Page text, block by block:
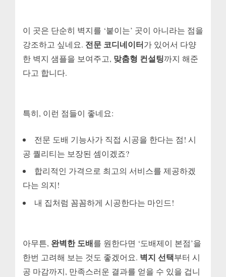
이 곳은 단순히 벽지를 ‘붙이는’ 곳이 아니라는 점을
강조하고 싶네요. 전문 코디네이터가 있어서 다양
한 벽지 샘플을 보여주고, 맞춤형 컨설팅까지 해준
다고 합니다.
특히, 이런 점들이 좋네요:
전문 도배 기능사가 직접 시공을 한다는 점! 시
공 퀄리티는 보장된 셈이겠죠?
합리적인 가격으로 최고의 서비스를 제공하겠
다는 의지!
내 집처럼 꼼꼼하게 시공한다는 마인드!
아무튼, 완벽한 도배를 원한다면 ‘도배제이 본점’을
한번 고려해 보는 것도 좋겠어요. 벽지 선택부터 시
공 마감까지, 만족스러운 결과를 얻을 수 있을 겁니